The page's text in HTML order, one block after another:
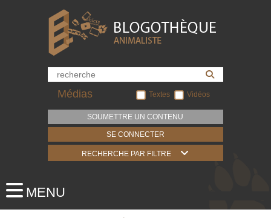
Médias Textes Vidéos
SOUMETTRE UN CONTENU
SE CONNECTER
RECHERCHE PAR FILTRE